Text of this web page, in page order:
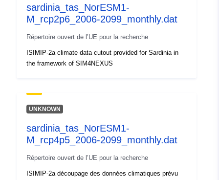
Autres
identificateurs:
uriRef:
http://data.europa.eu/88u/dataset/
zenodo-org-1468570
Est une version
de:
Type:
Ressource:
sardinia_tas_NorESM1-
M_rcp2p6_2006-2099_monthly.dat
Répertoire ouvert de l’UE pour la recherche
ISIMIP-2a climate data cutout provided for Sardinia in
the framework of SIM4NEXUS
UNKNOWN
sardinia_tas_NorESM1-
M_rcp4p5_2006-2099_monthly.dat
Répertoire ouvert de l’UE pour la recherche
ISIMIP-2a découpage des données climatiques prévu